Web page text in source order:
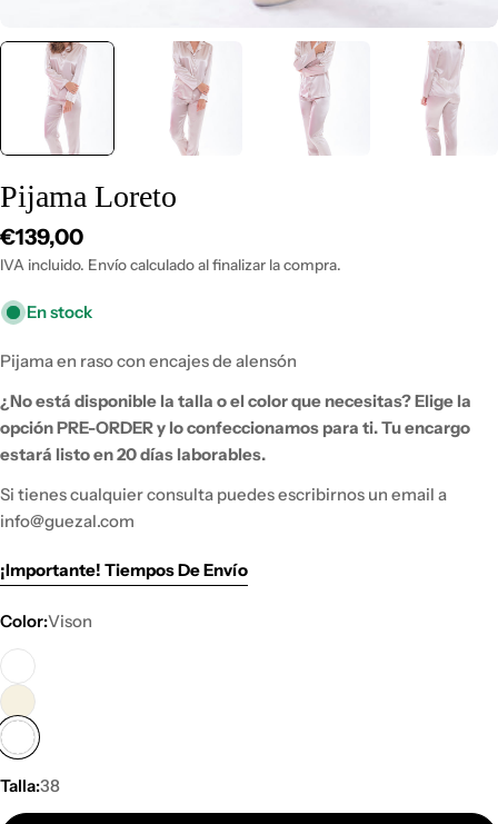
Pijama Loreto
Precio
habitual
€139,00
IVA incluido. Envío calculado al finalizar la compra.
En stock
Pijama en raso con encajes de alensón
¿No está disponible la talla o el color que necesitas?Elige la
opción PRE-ORDER y loconfeccionamos para ti. Tu encargo
estará listo en 20 días laborables.
Si tienescualquier consulta puedes escribirnos un email a
info@guezal.com
¡Importante! Tiempos De Envío
Color:Vison
Talla:38